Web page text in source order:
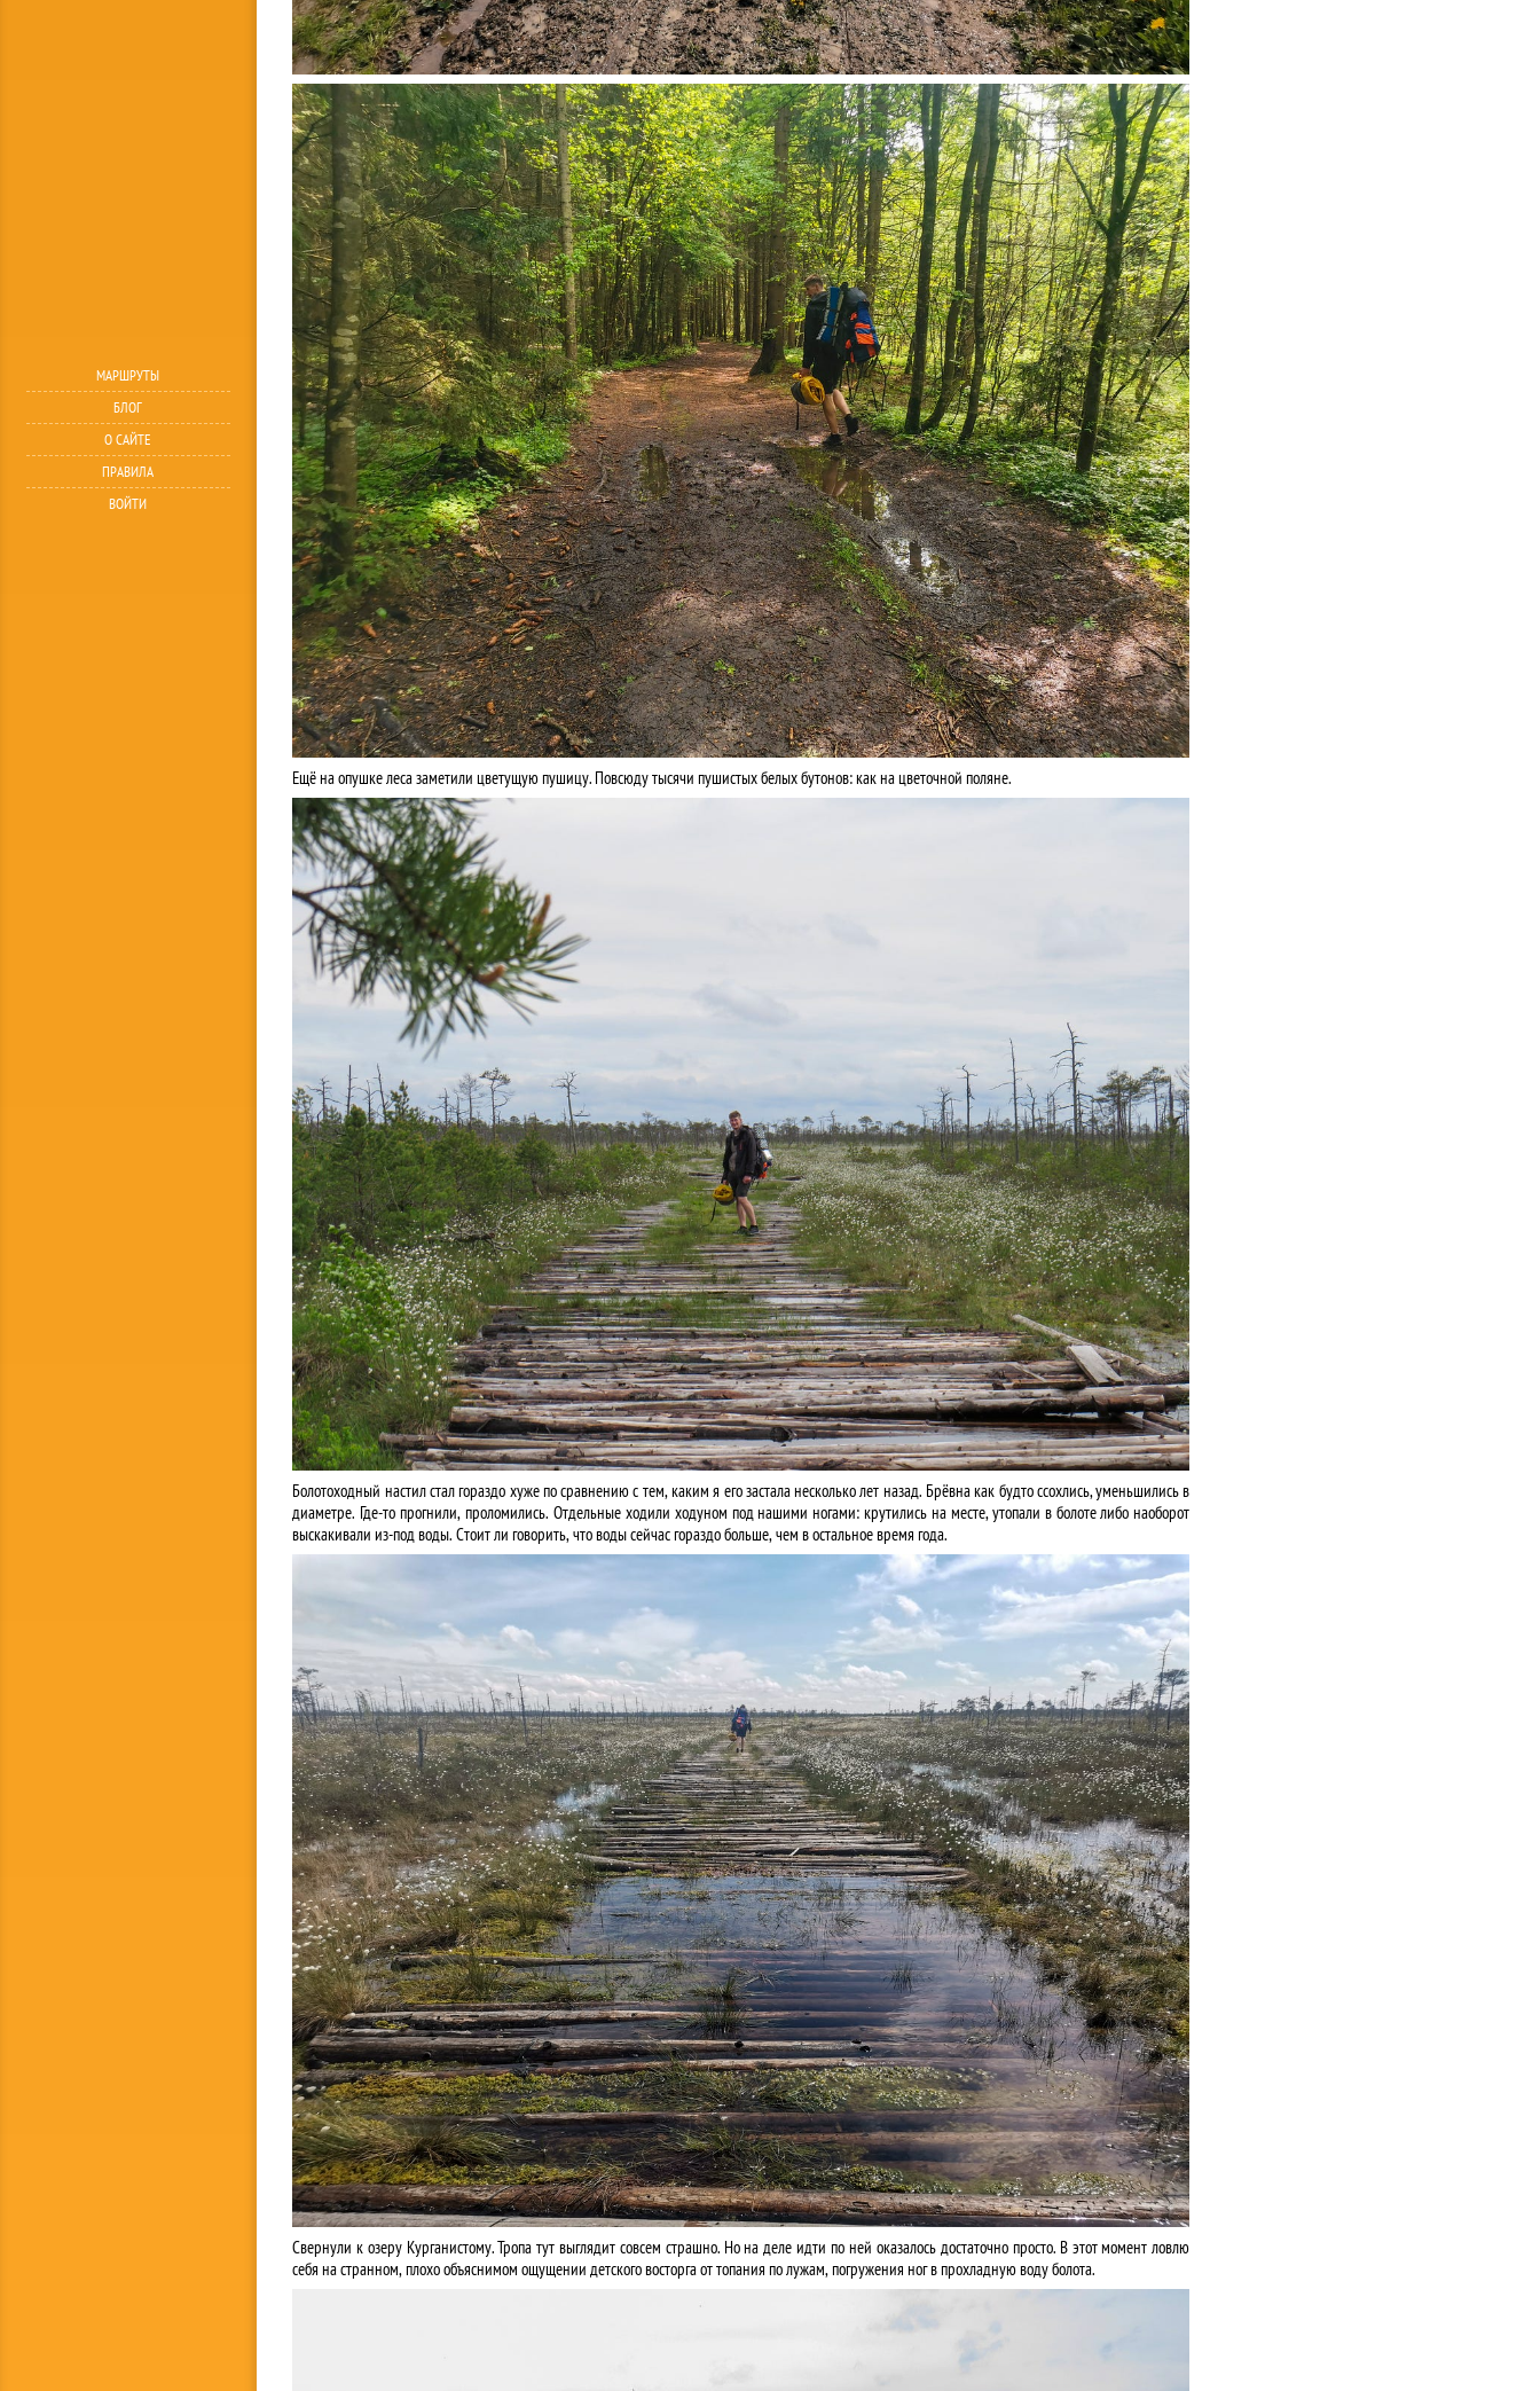
МАРШРУТЫ
БЛОГ
О САЙТЕ
ПРАВИЛА
ВОЙТИ
Ещё на опушке леса заметили цветущую пушицу. Повсюду тысячи пушистых белых бутонов: как на цветочной поляне.
Болотоходный настил стал гораздо хуже по сравнению с тем, каким я его застала несколько лет назад. Брёвна как будто ссохлись, уменьшились в
диаметре. Где-то прогнили, проломились. Отдельные ходили ходуном под нашими ногами: крутились на месте, утопали в болоте либо наоборот
выскакивали из-под воды. Стоит ли говорить, что воды сейчас гораздо больше, чем в остальное время года.
Свернули к озеру Курганистому. Тропа тут выглядит совсем страшно. Но на деле идти по ней оказалось достаточно просто. В этот момент ловлю
себя на странном, плохо объяснимом ощущении детского восторга от топания по лужам, погружения ног в прохладную воду болота.